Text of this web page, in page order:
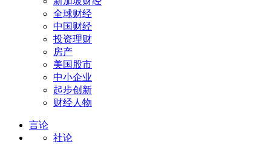
全球财经
中国财经
投资理财
房产
美国股市
中小企业
起步创新
财经人物
言论
社论